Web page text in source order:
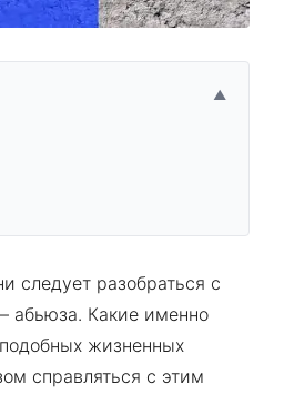
▲
следует разобраться с
абьюза. Какие именно
жизненных
справляться с этим